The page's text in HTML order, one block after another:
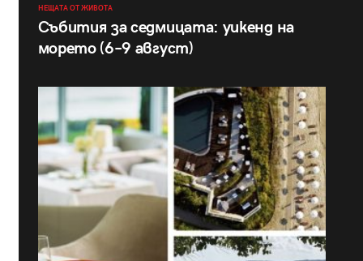
НЕЩАТА ОТ ЖИВОТА
Събития за седмицата: уикенд на
морето (6–9 август)